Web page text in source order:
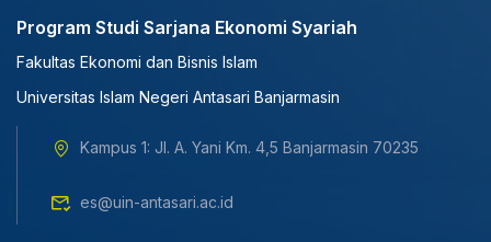
Program Studi Sarjana Ekonomi Syariah
Fakultas Ekonomi dan Bisnis Islam
Universitas Islam Negeri Antasari Banjarmasin
Kampus 1: Jl. A. Yani Km. 4,5 Banjarmasin 70235
es@uin-antasari.ac.id